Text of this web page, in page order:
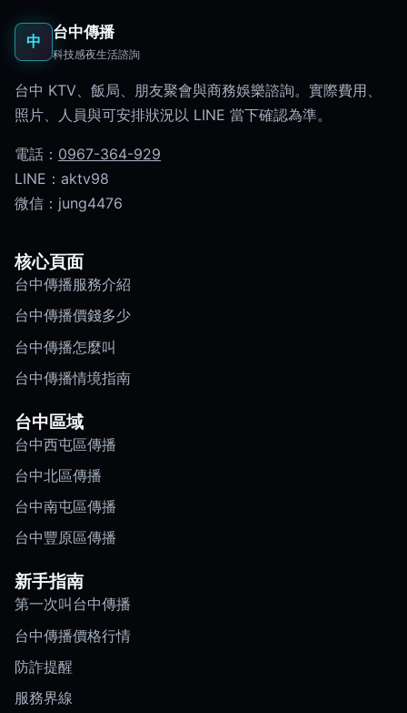
中 台中傳播
科技感夜生活諮詢
台中 KTV、飯局、朋友聚會與商務娛樂諮詢。實際費用、
照片、人員與可安排狀況以 LINE 當下確認為準。
電話： 0967-364-929
LINE：aktv98
微信：jung4476
核心頁面
台中傳播服務介紹
台中傳播價錢多少
台中傳播怎麼叫
台中傳播情境指南
台中區域
台中西屯區傳播
台中北區傳播
台中南屯區傳播
台中豐原區傳播
新手指南
第一次叫台中傳播
台中傳播價格行情
防詐提醒
服務界線